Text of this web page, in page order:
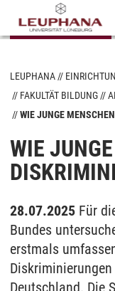
LEUPHANA
FAKULTÄT BILDUNG
WIE JUNGE
WIE
28.07.2025 Für
Bundes
erstmals
Deutschland. Die